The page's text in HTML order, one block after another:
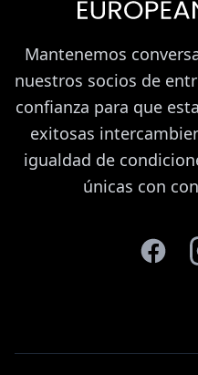
Mantenemos
nuestros socios de
confianza para que
exitosas
igualdad de
únicas con